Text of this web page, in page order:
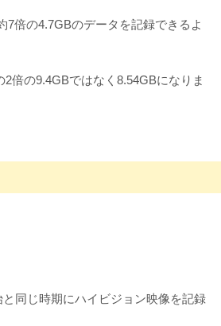
倍の4.7GBのデータを記録できるよ
倍の9.4GBではなく8.54GBになりま
同じ時期にハイビジョン映像を記録